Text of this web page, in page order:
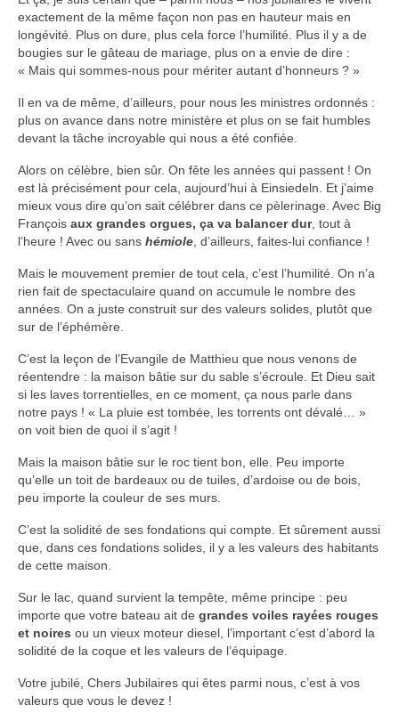
exactement de la même façon non pas en hauteur mais en
longévité. Plus on dure, plus cela force l’humilité. Plus il y a de
bougies sur le gâteau de mariage, plus on a envie de dire :
« Mais qui sommes-nous pour mériter autant d’honneurs ? »
Il en va de même, d’ailleurs, pour nous les ministres ordonnés :
plus on avance dans notre ministère et plus on se fait humbles
devant la tâche incroyable qui nous a été confiée.
Alors on célèbre, bien sûr. On fête les années qui passent ! On
est là précisément pour cela, aujourd’hui à Einsiedeln. Et j’aime
mieux vous dire qu’on sait célébrer dans ce pèlerinage. Avec Big
François aux grandes orgues, ça va balancer dur, tout à
l’heure ! Avec ou sans hémiole , d’ailleurs, faites-lui confiance !
Mais le mouvement premier de tout cela, c’est l’humilité. On n’a
rien fait de spectaculaire quand on accumule le nombre des
années. On a juste construit sur des valeurs solides, plutôt que
sur de l’éphémère.
C’est la leçon de l’Evangile de Matthieu que nous venons de
réentendre : la maison bâtie sur du sable s’écroule. Et Dieu sait
si les laves torrentielles, en ce moment, ça nous parle dans
notre pays ! « La pluie est tombée, les torrents ont dévalé… »
on voit bien de quoi il s’agit !
Mais la maison bâtie sur le roc tient bon, elle. Peu importe
qu’elle un toit de bardeaux ou de tuiles, d’ardoise ou de bois,
peu importe la couleur de ses murs.
C’est la solidité de ses fondations qui compte. Et sûrement aussi
que, dans ces fondations solides, il y a les valeurs des habitants
de cette maison.
Sur le lac, quand survient la tempête, même principe : peu
importe que votre bateau ait de grandes voiles rayées rouges
et noires ou un vieux moteur diesel, l’important c’est d’abord la
solidité de la coque et les valeurs de l’équipage.
Votre jubilé, Chers Jubilaires qui êtes parmi nous, c’est à vos
valeurs que vous le devez !